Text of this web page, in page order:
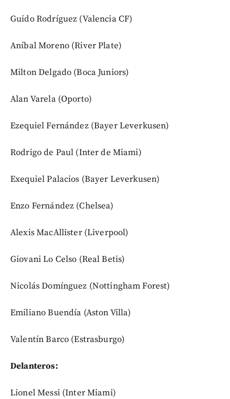
Guido Rodríguez (Valencia CF)
Aníbal Moreno (River Plate)
Milton Delgado (Boca Juniors)
Alan Varela (Oporto)
Ezequiel Fernández (Bayer Leverkusen)
Rodrigo de Paul (Inter de Miami)
Exequiel Palacios (Bayer Leverkusen)
Enzo Fernández (Chelsea)
Alexis MacAllister (Liverpool)
Giovani Lo Celso (Real Betis)
Nicolás Domínguez (Nottingham Forest)
Emiliano Buendía (Aston Villa)
Valentín Barco (Estrasburgo)
Delanteros:
Lionel Messi (Inter Miami)